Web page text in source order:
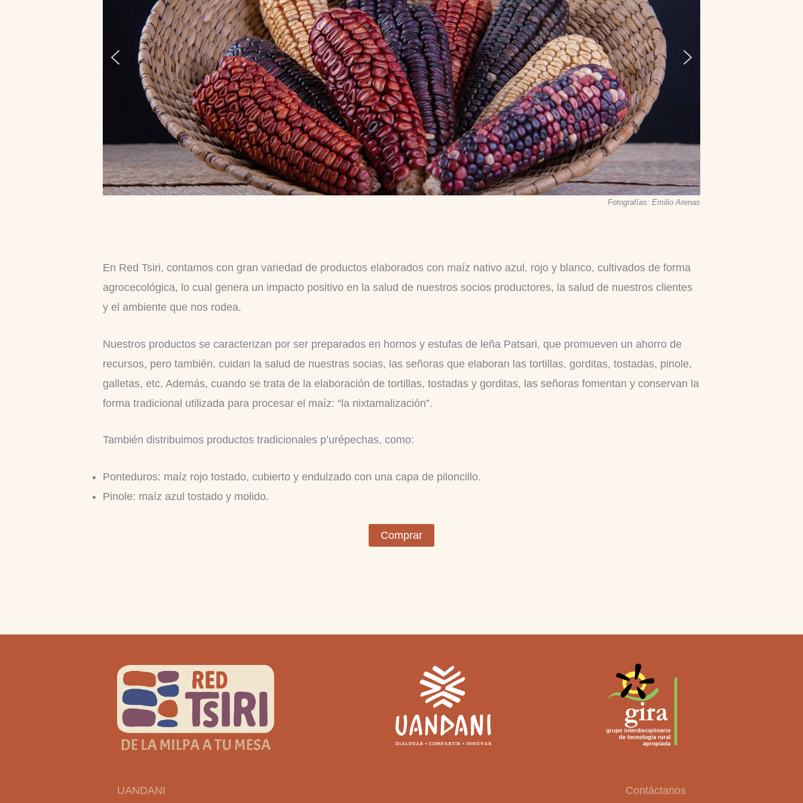
Fotografías: Emilio Arenas
En Red Tsiri, contamos con gran variedad de productos elaborados con maíz nativo azul, rojo y blanco, cultivados de forma
agrocecológica, lo cual genera un impacto positivo en la salud de nuestros socios productores, la salud de nuestros clientes
y el ambiente que nos rodea.
Nuestros productos se caracterizan por ser preparados en hornos y estufas de leña Patsari, que promueven un ahorro de
recursos, pero también, cuidan la salud de nuestras socias, las señoras que elaboran las tortillas, gorditas, tostadas, pinole,
galletas, etc. Además, cuando se trata de la elaboración de tortillas, tostadas y gorditas, las señoras fomentan y conservan la
forma tradicional utilizada para procesar el maíz: “la nixtamalización”.
También distribuimos productos tradicionales p’urépechas, como:
Ponteduros: maíz rojo tostado, cubierto y endulzado con una capa de piloncillo.
Pinole: maíz azul tostado y molido.
Comprar
UANDANI Contáctanos